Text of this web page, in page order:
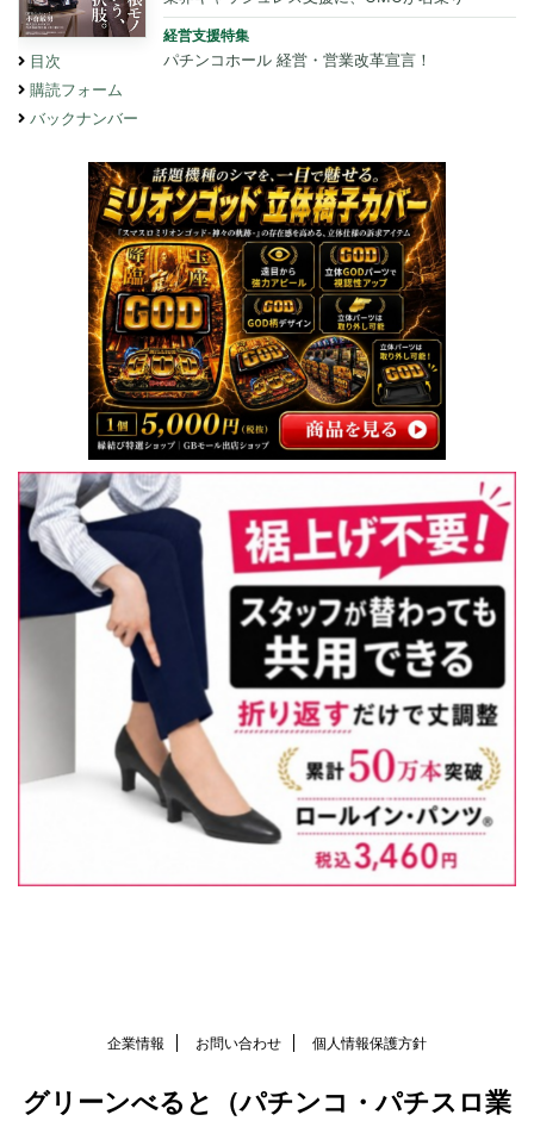
目次
購読フォーム
バックナンバー
経営支援特集
パチンコホール 経営・営業改革宣言！
企業情報 お問い合わせ 個人情報保護方針
グリーンべると（パチンコ・パチスロ業